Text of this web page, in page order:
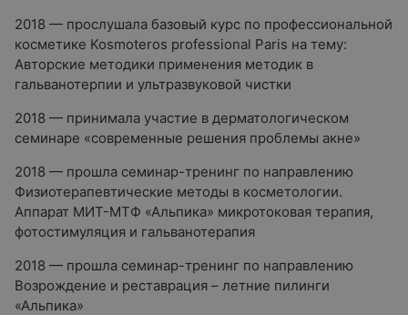
2018 — прослушала базовый курс по профессиональной
косметике Kosmoteros professional Paris на тему:
Авторские методики применения методик в
гальванотерпии и ультразвуковой чистки
2018 — принимала участие в дерматологическом
семинаре «современные решения проблемы акне»
2018 — прошла семинар-тренинг по направлению
Физиотерапевтические методы в косметологии.
Аппарат МИТ-МТФ «Альпика» микротоковая терапия,
фотостимуляция и гальванотерапия
2018 — прошла семинар-тренинг по направлению
Возрождение и реставрация – летние пилинги
«Альпика»